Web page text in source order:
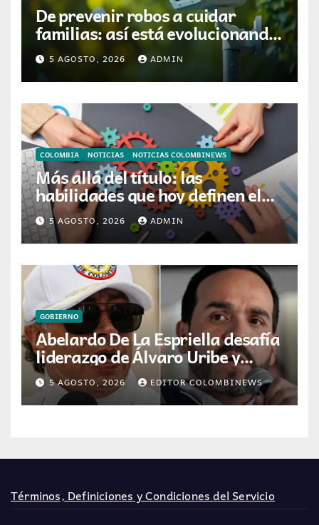
De prevenir robos a cuidar
familias: así está evolucionando
la videovigilancia en los hogares
colombianos
5 AGOSTO, 2026 ADMIN
COLOMBIA NOTICIAS NOTICIAS COLOMBINEWS
Más allá del título: las
habilidades que hoy definen el
éxito profesional en Colombia
5 AGOSTO, 2026 ADMIN
GOBIERNO
Abelardo De La Espriella desafía
liderazgo de Álvaro Uribe y
Centro Democrático tras
victoria electoral
5 AGOSTO, 2026 EDITOR COLOMBINEWS
Términos, Definiciones y Condiciones del Servicio